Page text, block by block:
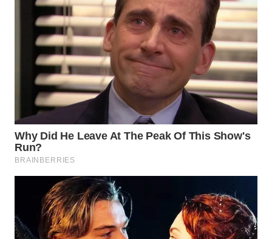
WN
SUBANG
WN
SUKABUMI
WN
PURWAKARTA
WN
PRIANGAN
WN
SEMARANG